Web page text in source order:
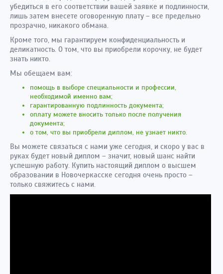
убедиться в его соответствии вашей заявке и подлинности,
лишь затем внесете оговоренную плату – все предельно
прозрачно, никакого обмана.
Кроме того, мы гарантируем конфиденциальность и
деликатность. О том, что вы приобрели корочку, не будет
знать никто.
Мы обещаем вам:
помощь в выборе специальности и профессии,
необходимой именно вам;
гарантированную подлинность документа;
оплату можете вносить только после получения
документа;
о том, что вы приобрели диплом, не узнает никто.
Вы можете связаться с нами уже сегодня, и скоро у вас в
руках будет новый диплом – значит, новый шанс найти
успешную работу. Купить настоящий диплом о высшем
образовании в Новочеркасске сегодня очень просто –
только свяжитесь с нами.